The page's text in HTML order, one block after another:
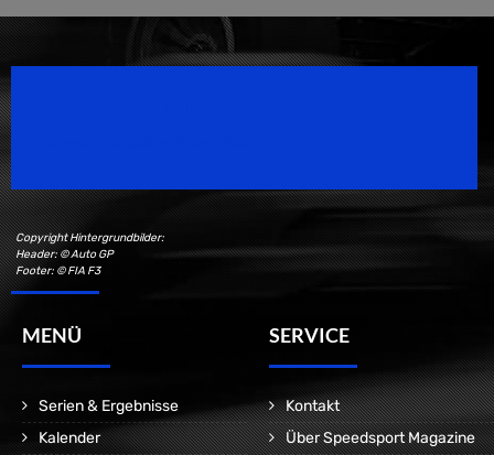
Copyright Hintergrundbilder:
Header: © Auto GP
Footer: © FIA F3
MENÜ
Serien & Ergebnisse
Kalender
SERVICE
Kontakt
Über Speedsport Magazine